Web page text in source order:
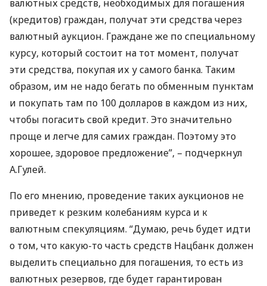
валютных средств, необходимых для погашения
(кредитов) граждан, получат эти средства через
валютный аукцион. Граждане же по специальному
курсу, который состоит на тот момент, получат
эти средства, покупая их у самого банка. Таким
образом, им не надо бегать по обменным пунктам
и покупать там по 100 долларов в каждом из них,
чтобы погасить свой кредит. Это значительно
проще и легче для самих граждан. Поэтому это
хорошее, здоровое предложение”, – подчеркнул
А.Гулей.
По его мнению, проведение таких аукционов не
приведет к резким колебаниям курса и к
валютным спекуляциям. “Думаю, речь будет идти
о том, что какую-то часть средств Нацбанк должен
выделить специально для погашения, то есть из
валютных резервов, где будет гарантирован